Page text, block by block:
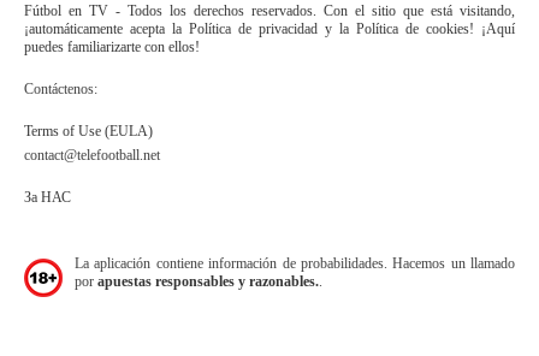
Fútbol en TV - Todos los derechos reservados. Con el sitio que está visitando,
¡automáticamente acepta la Política de privacidad y la Política de cookies! ¡Aquí
puedes familiarizarte con ellos!
Contáctenos:
Terms of Use (EULA)
contact@telefootball.net
За НАС
La aplicación contiene información de probabilidades. Hacemos un llamado
por apuestas responsables y razonables.